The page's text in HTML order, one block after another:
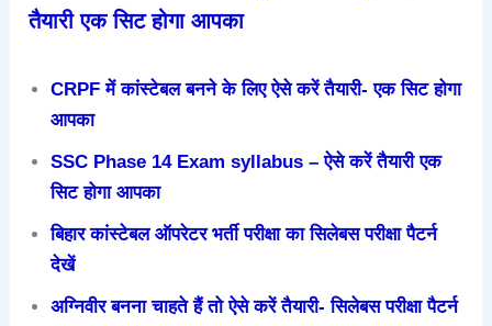
तैयारी एक सिट होगा आपका
CRPF में कांस्टेबल बनने के लिए ऐसे करें तैयारी- एक सिट होगा
आपका
SSC Phase 14 Exam syllabus – ऐसे करें तैयारी एक
सिट होगा आपका
बिहार कांस्टेबल ऑपरेटर भर्ती परीक्षा का सिलेबस परीक्षा पैटर्न
देखें
अग्निवीर बनना चाहते हैं तो ऐसे करें तैयारी- सिलेबस परीक्षा पैटर्न